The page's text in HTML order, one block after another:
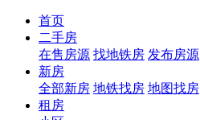
首页
二手房
在售房源 找地铁房 发布房源
新房
全部新房 地铁找房 地图找房
租房